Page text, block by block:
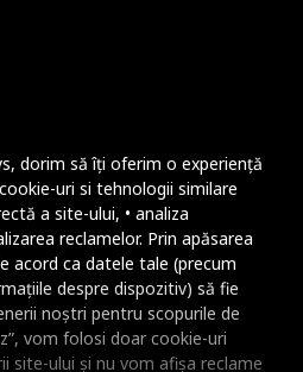
dorim să îți oferim o experiență
uri si tehnologii similare
a site-ului, • analiza
reclamelor. Prin apăsarea
acord ca datele tale (precum
despre dispozitiv) să fie
noștri pentru scopurile de
vom folosi doar cookie-uri
site-ului și nu vom afișa reclame
Micsoreaza
Mareste spatierea
Micsoreaza
Mareste inaltimea